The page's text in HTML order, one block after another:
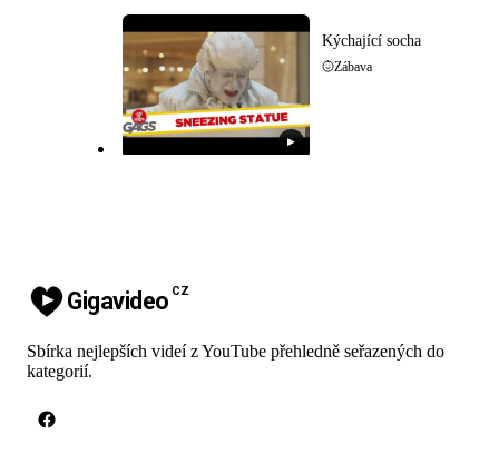
▶
Kýchající socha
Zábava
Gigavideo CZ
Sbírka nejlepších videí z YouTube přehledně seřazených do
kategorií.